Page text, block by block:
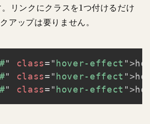
リンクにクラスを1つ付けるだけ
アップは要りません。
#" class= " hover-effect ">
#" class= " hover-effect ">
#" class= " hover-effect ">
Copy